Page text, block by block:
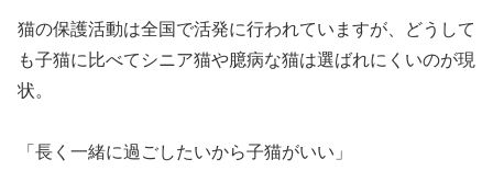
猫の保護活動は全国で活発に行われていますが、どうして
も子猫に比べてシニア猫や臆病な猫は選ばれにくいのが現
状。
「長く一緒に過ごしたいから子猫がいい」